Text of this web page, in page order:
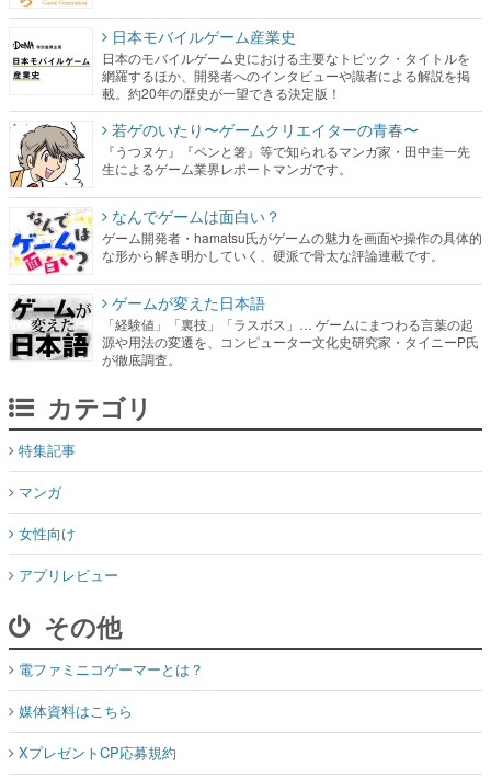
日本モバイルゲーム産業史
日本のモバイルゲーム史における主要なトピック・タイトルを
網羅するほか、開発者へのインタビューや識者による解説を掲
載。約20年の歴史が一望できる決定版！
若ゲのいたり〜ゲームクリエイターの青春〜
『うつヌケ』『ペンと箸』等で知られるマンガ家・田中圭一先
生によるゲーム業界レポートマンガです。
なんでゲームは面白い？
ゲーム開発者・hamatsu氏がゲームの魅力を画面や操作の具体的
な形から解き明かしていく、硬派で骨太な評論連載です。
ゲームが変えた日本語
「経験値」「裏技」「ラスボス」… ゲームにまつわる言葉の起
源や用法の変遷を、コンピューター文化史研究家・タイニーP氏
が徹底調査。
カテゴリ
特集記事
マンガ
女性向け
アプリレビュー
その他
電ファミニコゲーマーとは？
媒体資料はこちら
XプレゼントCP応募規約